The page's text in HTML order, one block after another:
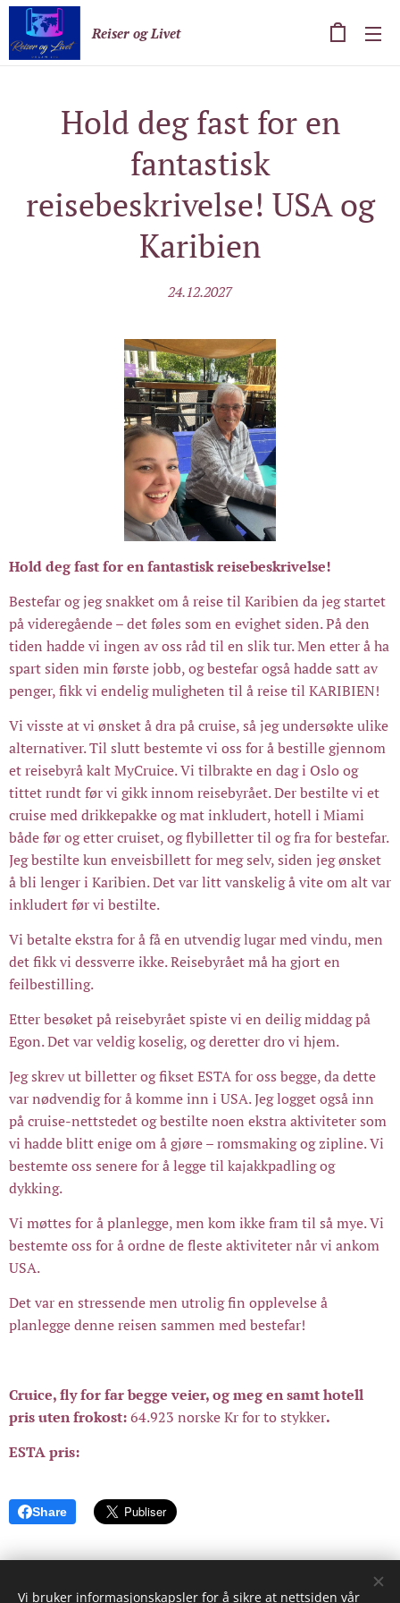
Reiser og Livet
Hold deg fast for en
fantastisk
reisebeskrivelse! USA og
Karibien
24.12.2027
Hold deg fast for en fantastisk reisebeskrivelse!
Bestefar og jeg snakket om å reise til Karibien da jeg startet
på videregående – det føles som en evighet siden. På den
tiden hadde vi ingen av oss råd til en slik tur. Men etter å ha
spart siden min første jobb, og bestefar også hadde satt av
penger, fikk vi endelig muligheten til å reise til KARIBIEN!
Vi visste at vi ønsket å dra på cruise, så jeg undersøkte ulike
alternativer. Til slutt bestemte vi oss for å bestille gjennom
et reisebyrå kalt MyCruice. Vi tilbrakte en dag i Oslo og
tittet rundt før vi gikk innom reisebyrået. Der bestilte vi et
cruise med drikkepakke og mat inkludert, hotell i Miami
både før og etter cruiset, og flybilletter til og fra for bestefar.
Jeg bestilte kun enveisbillett for meg selv, siden jeg ønsket
å bli lenger i Karibien. Det var litt vanskelig å vite om alt var
inkludert før vi bestilte.
Vi betalte ekstra for å få en utvendig lugar med vindu, men
det fikk vi dessverre ikke. Reisebyrået må ha gjort en
feilbestilling.
Etter besøket på reisebyrået spiste vi en deilig middag på
Egon. Det var veldig koselig, og deretter dro vi hjem.
Jeg skrev ut billetter og fikset ESTA for oss begge, da dette
var nødvendig for å komme inn i USA. Jeg logget også inn
på cruise-nettstedet og bestilte noen ekstra aktiviteter som
vi hadde blitt enige om å gjøre – romsmaking og zipline. Vi
bestemte oss senere for å legge til kajakkpadling og
dykking.
Vi møttes for å planlegge, men kom ikke fram til så mye. Vi
bestemte oss for å ordne de fleste aktiviteter når vi ankom
USA.
Det var en stressende men utrolig fin opplevelse å
planlegge denne reisen sammen med bestefar!
Cruice, fly for far begge veier, og meg en samt hotell
pris uten frokost:64.923 norske Kr for to stykker.
ESTA pris:
Share
Vi bruker informasjonskapsler for å sikre at nettsiden vår